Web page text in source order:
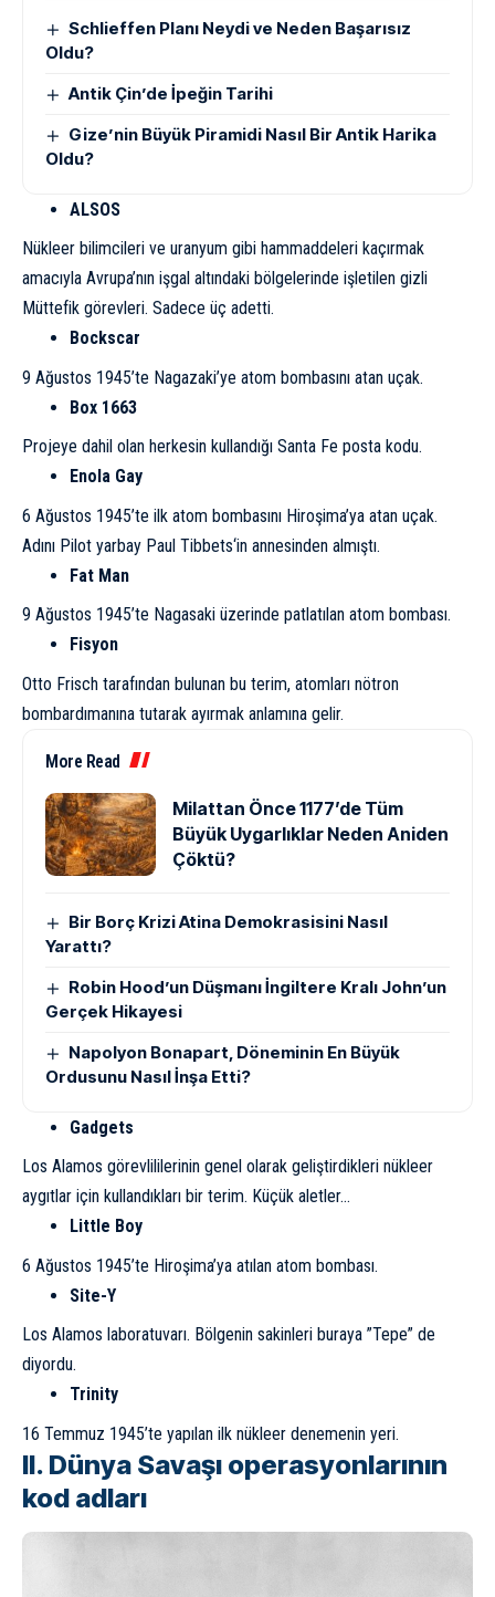
Schlieffen Planı Neydi ve Neden Başarısız
Oldu?
Antik Çin’de İpeğin Tarihi
Gize’nin Büyük Piramidi Nasıl Bir Antik Harika
Oldu?
ALSOS
Nükleer bilimcileri ve uranyum gibi hammaddeleri kaçırmak
amacıyla Avrupa’nın işgal altındaki bölgelerinde işletilen gizli
Müttefik görevleri. Sadece üç adetti.
Bockscar
9 Ağustos 1945’te Nagazaki’ye atom bombasını atan uçak.
Box 1663
Projeye dahil olan herkesin kullandığı Santa Fe posta kodu.
Enola Gay
6 Ağustos 1945’te ilk atom bombasını Hiroşima’ya atan uçak.
Adını Pilot yarbay Paul Tibbets‘in annesinden almıştı.
Fat Man
9 Ağustos 1945’te Nagasaki üzerinde patlatılan atom bombası.
Fisyon
Otto Frisch tarafından bulunan bu terim, atomları nötron
bombardımanına tutarak ayırmak anlamına gelir.
More Read
Milattan Önce 1177’de Tüm
Büyük Uygarlıklar Neden Aniden
Çöktü?
Bir Borç Krizi Atina Demokrasisini Nasıl
Yarattı?
Robin Hood’un Düşmanı İngiltere Kralı John’un
Gerçek Hikayesi
Napolyon Bonapart, Döneminin En Büyük
Ordusunu Nasıl İnşa Etti?
Gadgets
Los Alamos görevlililerinin genel olarak geliştirdikleri nükleer
aygıtlar için kullandıkları bir terim. Küçük aletler…
Little Boy
6 Ağustos 1945’te Hiroşima’ya atılan atom bombası.
Site-Y
Los Alamos laboratuvarı. Bölgenin sakinleri buraya ”Tepe” de
diyordu.
Trinity
16 Temmuz 1945’te yapılan ilk nükleer denemenin yeri.
II. Dünya Savaşı operasyonlarının
kod adları